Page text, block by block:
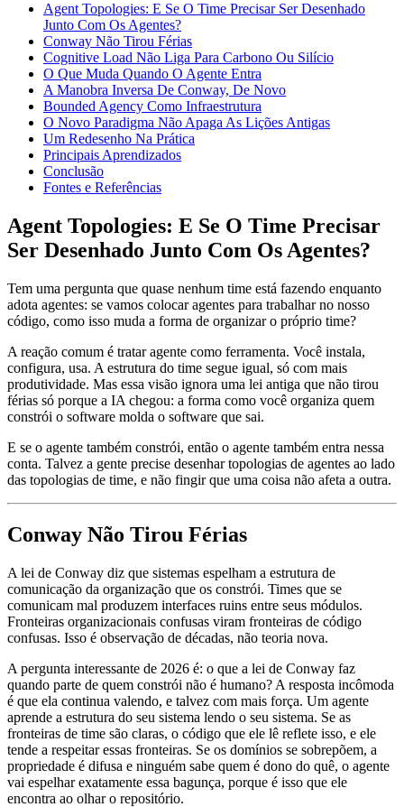
Agent Topologies: E Se O Time Precisar Ser Desenhado
Junto Com Os Agentes?
Conway Não Tirou Férias
Cognitive Load Não Liga Para Carbono Ou Silício
O Que Muda Quando O Agente Entra
A Manobra Inversa De Conway, De Novo
Bounded Agency Como Infraestrutura
O Novo Paradigma Não Apaga As Lições Antigas
Um Redesenho Na Prática
Principais Aprendizados
Conclusão
Fontes e Referências
Agent Topologies: E Se O Time Precisar
Ser Desenhado Junto Com Os Agentes?
Tem uma pergunta que quase nenhum time está fazendo enquanto
adota agentes: se vamos colocar agentes para trabalhar no nosso
código, como isso muda a forma de organizar o próprio time?
A reação comum é tratar agente como ferramenta. Você instala,
configura, usa. A estrutura do time segue igual, só com mais
produtividade. Mas essa visão ignora uma lei antiga que não tirou
férias só porque a IA chegou: a forma como você organiza quem
constrói o software molda o software que sai.
E se o agente também constrói, então o agente também entra nessa
conta. Talvez a gente precise desenhar topologias de agentes ao lado
das topologias de time, e não fingir que uma coisa não afeta a outra.
Conway Não Tirou Férias
A lei de Conway diz que sistemas espelham a estrutura de
comunicação da organização que os constrói. Times que se
comunicam mal produzem interfaces ruins entre seus módulos.
Fronteiras organizacionais confusas viram fronteiras de código
confusas. Isso é observação de décadas, não teoria nova.
A pergunta interessante de 2026 é: o que a lei de Conway faz
quando parte de quem constrói não é humano? A resposta incômoda
é que ela continua valendo, e talvez com mais força. Um agente
aprende a estrutura do seu sistema lendo o seu sistema. Se as
fronteiras de time são claras, o código que ele lê reflete isso, e ele
tende a respeitar essas fronteiras. Se os domínios se sobrepõem, a
propriedade é difusa e ninguém sabe quem é dono do quê, o agente
vai espelhar exatamente essa bagunça, porque é isso que ele
encontra ao olhar o repositório.